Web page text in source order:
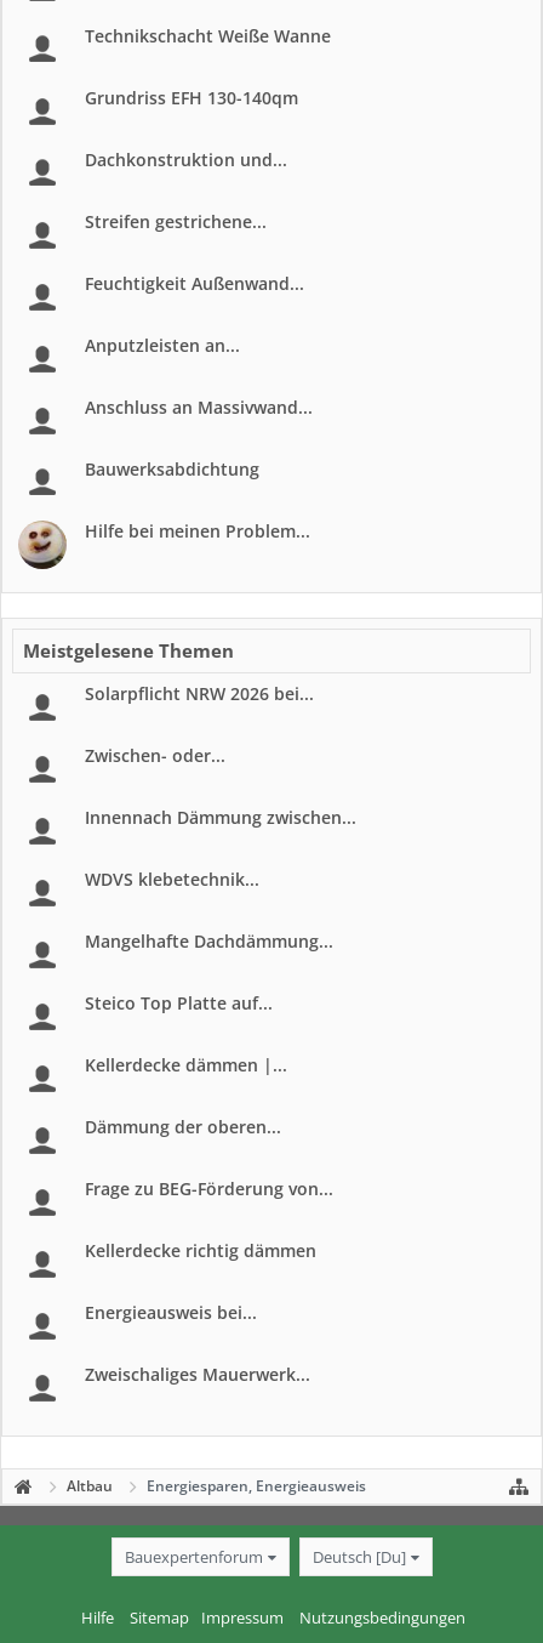
Technikschacht Weiße Wanne
Grundriss EFH 130-140qm
Dachkonstruktion und...
Streifen gestrichene...
Feuchtigkeit Außenwand...
Anputzleisten an...
Anschluss an Massivwand...
Bauwerksabdichtung
Hilfe bei meinen Problem...
Meistgelesene Themen
Solarpflicht NRW 2026 bei...
Zwischen- oder...
Innennach Dämmung zwischen...
WDVS klebetechnik...
Mangelhafte Dachdämmung...
Steico Top Platte auf...
Kellerdecke dämmen |...
Dämmung der oberen...
Frage zu BEG-Förderung von...
Kellerdecke richtig dämmen
Energieausweis bei...
Zweischaliges Mauerwerk...
Altbau Energiesparen, Energieausweis
Bauexpertenforum Deutsch [Du]
Hilfe Sitemap Impressum Nutzungsbedingungen